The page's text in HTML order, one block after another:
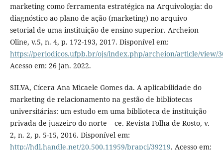
marketing como ferramenta estratégica na Arquivologia: do
diagnóstico ao plano de ação (marketing) no arquivo
setorial de uma instituição de ensino superior. Archeion
Oline, v.5, n. 4, p. 172-193, 2017. Disponível em:
https://periodicos.ufpb.br/ojs/index.php/archeion/article/view/
Acesso em: 26 jan. 2022.
SILVA, Cícera Ana Micaele Gomes da. A aplicabilidade do
marketing de relacionamento na gestão de bibliotecas
universitárias: um estudo em uma biblioteca de instituição
privada de juazeiro do norte – ce. Revista Folha de Rosto, v.
2, n. 2, p. 5-15, 2016. Disponível em:
http://hdl.handle.net/20.500.11959/brapci/39219. Acesso em: